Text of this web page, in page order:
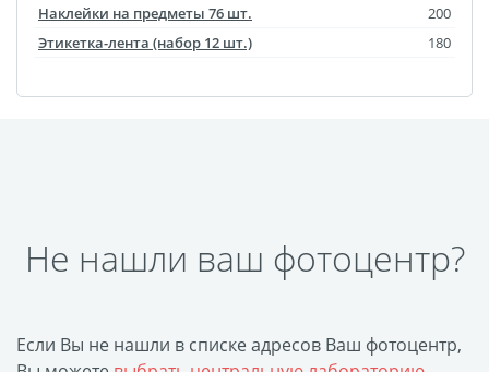
Наклейки на предметы 76 шт.
200
Этикетка-лента (набор 12 шт.)
180
Не нашли ваш фотоцентр?
Если Вы не нашли в списке адресов Ваш фотоцентр,